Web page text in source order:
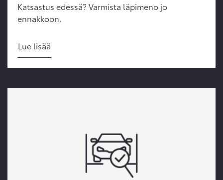
Katsastus edessä? Varmista läpimeno jo
ennakkoon.
Lue lisää